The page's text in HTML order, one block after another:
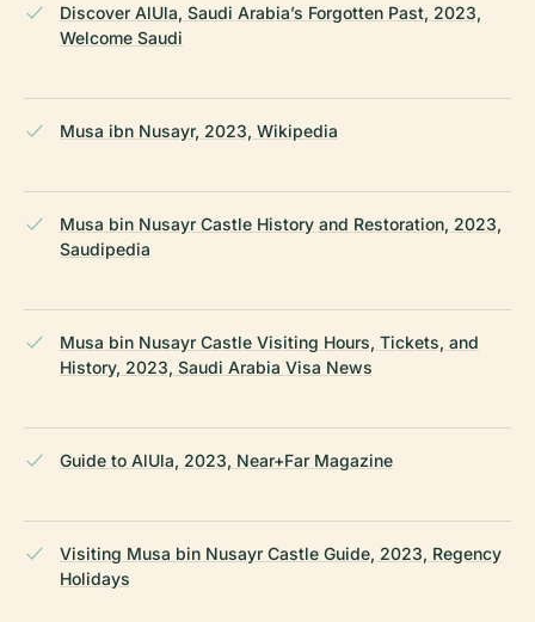
Discover AlUla, Saudi Arabia’s Forgotten Past, 2023,
Welcome Saudi
Musa ibn Nusayr, 2023, Wikipedia
Musa bin Nusayr Castle History and Restoration, 2023,
Saudipedia
Musa bin Nusayr Castle Visiting Hours, Tickets, and
History, 2023, Saudi Arabia Visa News
Guide to AlUla, 2023, Near+Far Magazine
Visiting Musa bin Nusayr Castle Guide, 2023, Regency
Holidays